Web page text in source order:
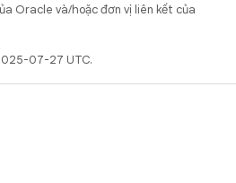
Oracle và/hoặc đơn vị liên kết của
07-27 UTC.